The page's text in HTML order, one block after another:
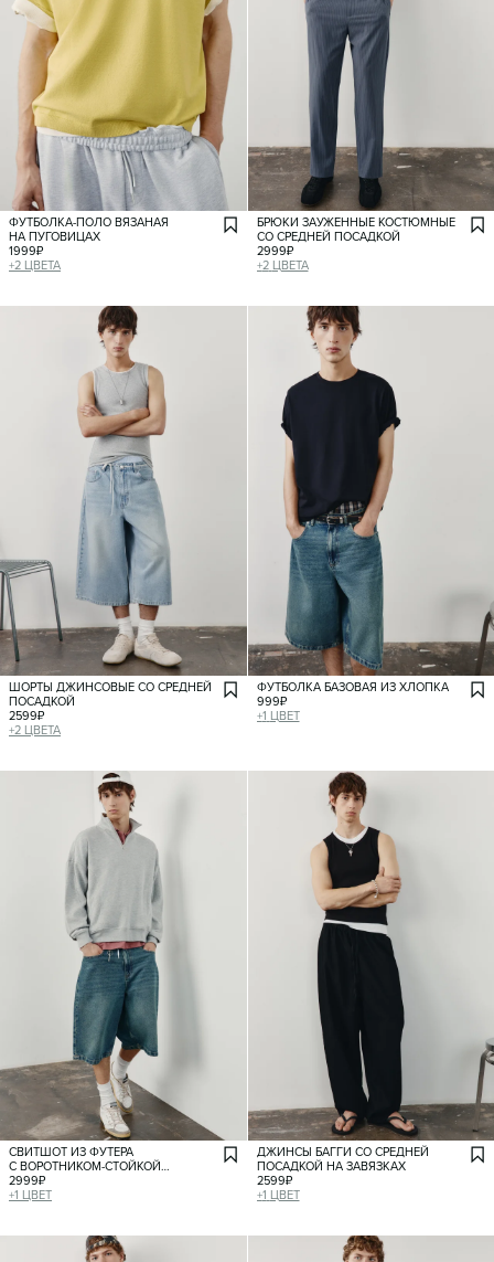
ФУТБОЛКА-ПОЛО ВЯЗАНАЯ
НА ПУГОВИЦАХ
1999₽
+2 ЦВЕТА
БРЮКИ ЗАУЖЕННЫЕ КОСТЮМНЫЕ
СО СРЕДНЕЙ ПОСАДКОЙ
2999₽
+2 ЦВЕТА
ШОРТЫ ДЖИНСОВЫЕ СО СРЕДНЕЙ
ПОСАДКОЙ
2599₽
+2 ЦВЕТА
ФУТБОЛКА БАЗОВАЯ ИЗ ХЛОПКА
999₽
+1 ЦВЕТ
СВИТШОТ ИЗ ФУТЕРА
С ВОРОТНИКОМ-СТОЙКОЙ
НА МОЛНИИ
2999₽
+1 ЦВЕТ
ДЖИНСЫ БАГГИ СО СРЕДНЕЙ
ПОСАДКОЙ НА ЗАВЯЗКАХ
2599₽
+1 ЦВЕТ